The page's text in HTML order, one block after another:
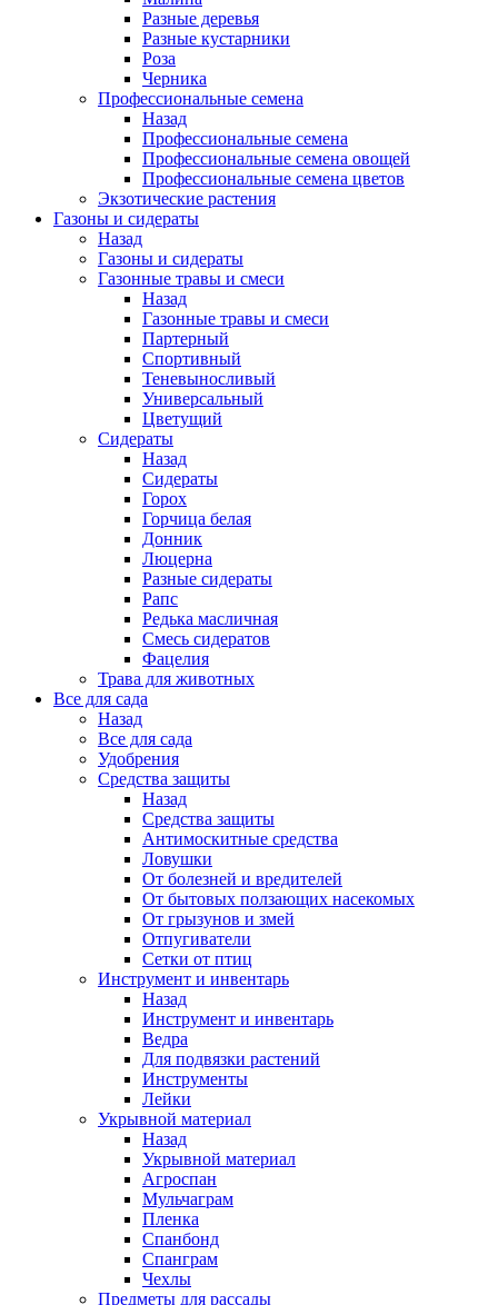
Разные деревья
Разные кустарники
Роза
Черника
Профессиональные семена
Назад
Профессиональные семена
Профессиональные семена овощей
Профессиональные семена цветов
Экзотические растения
Газоны и сидераты
Назад
Газоны и сидераты
Газонные травы и смеси
Назад
Газонные травы и смеси
Партерный
Спортивный
Теневыносливый
Универсальный
Цветущий
Сидераты
Назад
Сидераты
Горох
Горчица белая
Донник
Люцерна
Разные сидераты
Рапс
Редька масличная
Смесь сидератов
Фацелия
Трава для животных
Все для сада
Назад
Все для сада
Удобрения
Средства защиты
Назад
Средства защиты
Антимоскитные средства
Ловушки
От болезней и вредителей
От бытовых ползающих насекомых
От грызунов и змей
Отпугиватели
Сетки от птиц
Инструмент и инвентарь
Назад
Инструмент и инвентарь
Ведра
Для подвязки растений
Инструменты
Лейки
Укрывной материал
Назад
Укрывной материал
Агроспан
Мульчаграм
Пленка
Спанбонд
Спанграм
Чехлы
Предметы для рассады